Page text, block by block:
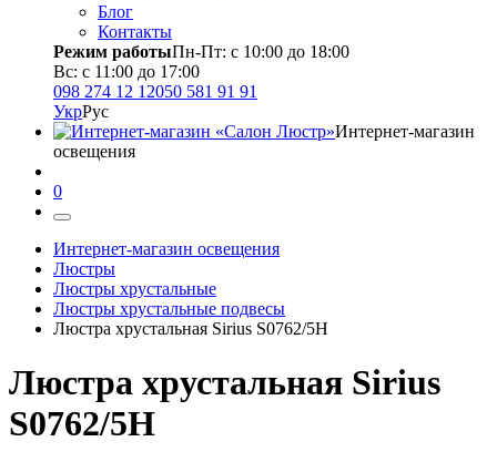
Блог
Контакты
Режим работыПн-Пт: с 10:00 до 18:00
Вс: с 11:00 до 17:00
098 274 12 12050 581 91 91
УкрРус
Интернет-магазин
освещения
0
Интернет-магазин освещения
Люстры
Люстры хрустальные
Люстры хрустальные подвесы
Люстра хрустальная Sirius S0762/5Н
Люстра хрустальная Sirius
S0762/5Н